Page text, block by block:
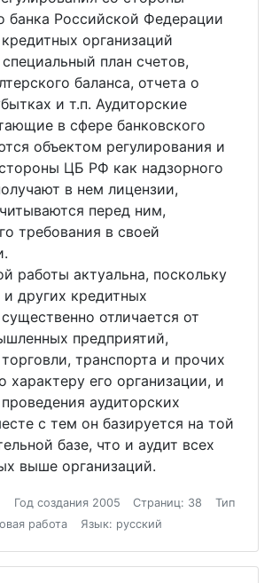
банка Российской Федерации
организаций
план счетов,
баланса, отчета о
и т.п. Аудиторские
в сфере банковского
объектом регулирования и
ЦБ РФ как надзорного
в нем лицензии,
перед ним,
требования в своей
работы актуальна, поскольку
и других кредитных
отличается от
предприятий,
транспорта и прочих
характеру его организации, и
аудиторских
с тем он базируется на той
базе, что и аудит всех
выше организаций.
Год создания 2005 Страниц: 38
Тип
работа
Язык: русский